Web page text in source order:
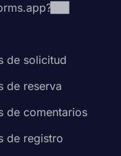
de solicitud
de reserva
de comentarios
de registro